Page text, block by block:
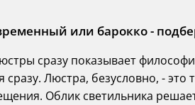
или барокко -
сразу показывает
сразу. Люстра, безусловно, -
Облик светильника